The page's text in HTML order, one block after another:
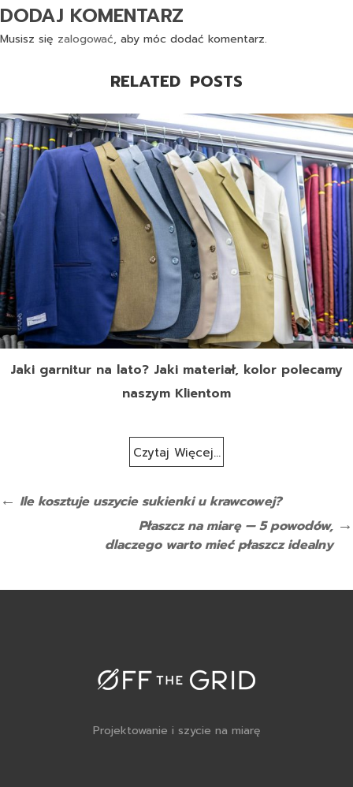
DODAJ KOMENTARZ
Musisz się zalogować, aby móc dodać komentarz.
RELATED POSTS
Jaki garnitur na lato? Jaki materiał, kolor polecamy
naszym Klientom
Czytaj Więcej...
Ile kosztuje uszycie sukienki u krawcowej?
Płaszcz na miarę — 5 powodów,
dlaczego warto mieć płaszcz idealny
Projektowanie i szycie na miarę